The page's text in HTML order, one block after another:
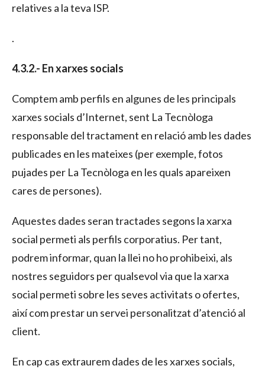
relatives a la teva ISP.
.
4.3.2.- En xarxes socials
Comptem amb perfils en algunes de les principals
xarxes socials d’Internet, sent La Tecnòloga
responsable del tractament en relació amb les dades
publicades en les mateixes (per exemple, fotos
pujades per La Tecnòloga en les quals apareixen
cares de persones).
Aquestes dades seran tractades segons la xarxa
social permeti als perfils corporatius. Per tant,
podrem informar, quan la llei no ho prohibeixi, als
nostres seguidors per qualsevol via que la xarxa
social permeti sobre les seves activitats o ofertes,
així com prestar un servei personalitzat d’atenció al
client.
En cap cas extraurem dades de les xarxes socials,